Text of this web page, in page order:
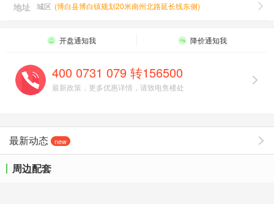
地址
城区 (博白县博白镇规划20米南州北路延长线东侧)
开盘通知我 降价通知我
400 0731 079 转156500
最新政策，更多优惠详情，请致电售楼处
最新动态 new
周边配套